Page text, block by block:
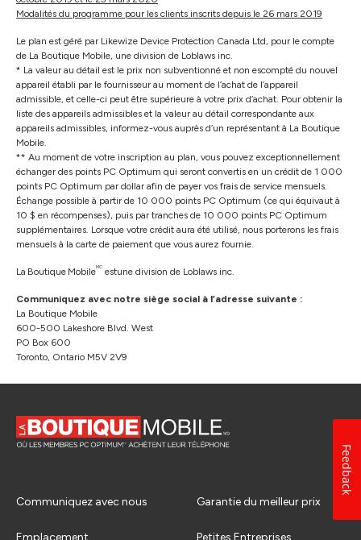
Modalités du programme pour les clients inscrits depuis le 26 mars 2019
Le plan est géré par Likewize Device Protection Canada Ltd, pour le compte
de La Boutique Mobile, une division de Loblaws inc.
* La valeur au détail est le prix non subventionné et non escompté du nouvel
appareil établi par le fournisseur au moment de l’achat de l’appareil
admissible, et celle-ci peut être supérieure à votre prix d’achat. Pour obtenir la
liste des appareils admissibles et la valeur au détail correspondante aux
appareils admissibles, informez-vous auprès d’un représentant à La Boutique
Mobile.
** Au moment de votre inscription au plan, vous pouvez exceptionnellement
échanger des points PC Optimum qui seront convertis en un crédit de 1 000
points PC Optimum par dollar afin de payer vos frais de service mensuels.
Échange possible à partir de 10 000 points PC Optimum (ce qui équivaut à
10 $ en récompenses), puis par tranches de 10 000 points PC Optimum
supplémentaires. Lorsque votre crédit aura été utilisé, nous porterons les frais
mensuels à la carte de paiement que vous aurez fournie.
La Boutique MobileMC estune division de Loblaws inc.
Communiquez avec notre siège social à l’adresse suivante :
La Boutique Mobile
600-500 Lakeshore Blvd. West
PO Box 600
Toronto, Ontario M5V 2V9
Communiquez avec nous Garantie du meilleur prix
Emplacement Petites Entreprises
Feedback